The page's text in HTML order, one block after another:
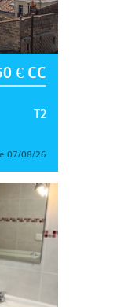
€ CC
T2
07/08/26